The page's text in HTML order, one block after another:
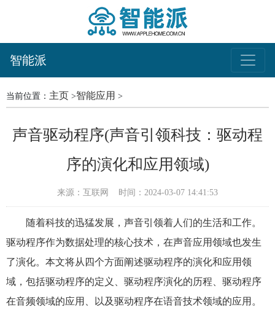
智能派
当前位置： 主页 >智能应用 >
声音驱动程序(声音引领科技：驱动程
序的演化和应用领域)
来源：互联网 时间：2024-03-07 14:41:53
随着科技的迅猛发展，声音引领着人们的生活和工作。
驱动程序作为数据处理的核心技术，在声音应用领域也发生
了演化。本文将从四个方面阐述驱动程序的演化和应用领
域，包括驱动程序的定义、驱动程序演化的历程、驱动程序
在音频领域的应用、以及驱动程序在语音技术领域的应用。